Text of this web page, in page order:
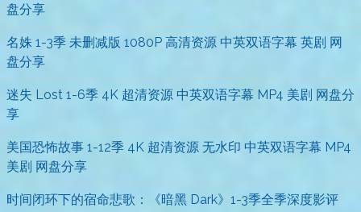
盘分享
名姝 1-3季 未删减版 1080P 高清资源 中英双语字幕 英剧 网
盘分享
迷失 Lost 1-6季 4K 超清资源 中英双语字幕 MP4 美剧 网盘分
享
美国恐怖故事 1-12季 4K 超清资源 无水印 中英双语字幕 MP4
美剧 网盘分享
时间闭环下的宿命悲歌：《暗黑 Dark》1-3季全季深度影评